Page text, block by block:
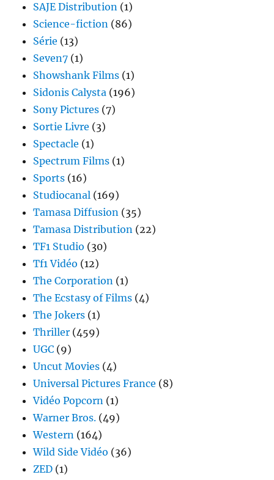
SAJE Distribution (1)
Science-fiction (86)
Série (13)
Seven7 (1)
Showshank Films (1)
Sidonis Calysta (196)
Sony Pictures (7)
Sortie Livre (3)
Spectacle (1)
Spectrum Films (1)
Sports (16)
Studiocanal (169)
Tamasa Diffusion (35)
Tamasa Distribution (22)
TF1 Studio (30)
Tf1 Vidéo (12)
The Corporation (1)
The Ecstasy of Films (4)
The Jokers (1)
Thriller (459)
UGC (9)
Uncut Movies (4)
Universal Pictures France (8)
Vidéo Popcorn (1)
Warner Bros. (49)
Western (164)
Wild Side Vidéo (36)
ZED (1)